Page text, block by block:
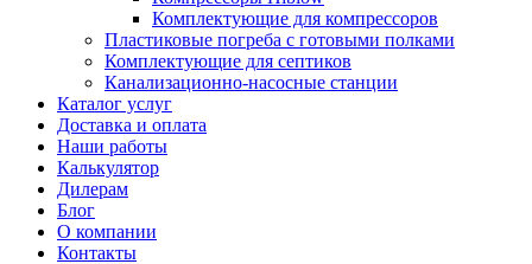
Комплектующие для компрессоров
Пластиковые погреба с готовыми полками
Комплектующие для септиков
Канализационно-насосные станции
Каталог услуг
Доставка и оплата
Наши работы
Калькулятор
Дилерам
Блог
О компании
Контакты